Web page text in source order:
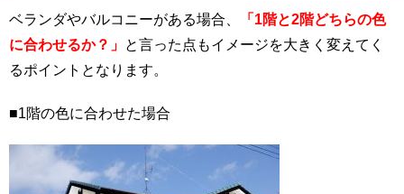
ベランダやバルコニーがある場合、
「1階と2階どちらの色
に合わせるか？」 と言った点もイメージを大きく変えてく
るポイントとなります。
■1階の色に合わせた場合